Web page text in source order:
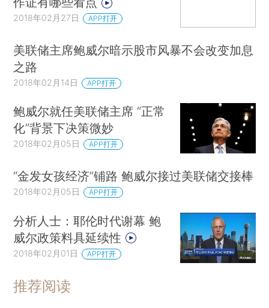
2018年02月27日 APP打开
美联储主席鲍威尔暗示股市风暴不会改变加息
之路
2018年02月14日 APP打开
鲍威尔就任美联储主席 “正常
化”背景下决策微妙
2018年02月05日 APP打开
“金发女孩经济”铺路 鲍威尔接过美联储交接棒
2018年02月05日 APP打开
分析人士：耶伦时代谢幕 鲍
威尔政策料具延续性
2018年02月01日 APP打开
推荐阅读